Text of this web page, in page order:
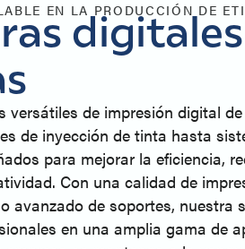
EN LA PRODUCCIÓN DE
versátiles de impresión digital
de inyección de tinta hasta
para mejorar la eficiencia,
Con una calidad de
avanzado de soportes, nuestra
en una amplia gama de